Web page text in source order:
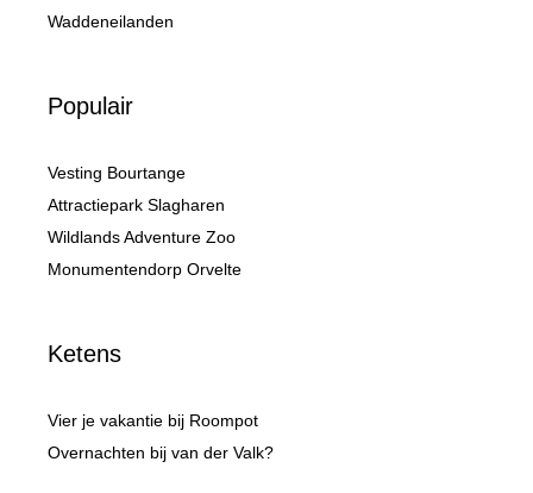
Waddeneilanden
Populair
Vesting Bourtange
Attractiepark Slagharen
Wildlands Adventure Zoo
Monumentendorp Orvelte
Ketens
Vier je vakantie bij Roompot
Overnachten bij van der Valk?